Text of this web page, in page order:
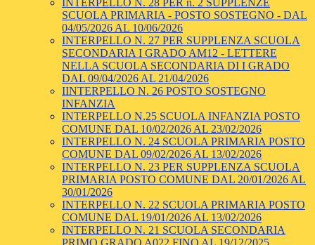
INTERPELLO N. 28 PER n. 2 SUPPLENZE
SCUOLA PRIMARIA - POSTO SOSTEGNO - DAL
04/05/2026 AL 10/06/2026
INTERPELLO N. 27 PER SUPPLENZA SCUOLA
SECONDARIA I GRADO AM12 - LETTERE
NELLA SCUOLA SECONDARIA DI I GRADO
DAL 09/04/2026 AL 21/04/2026
IINTERPELLO N. 26 POSTO SOSTEGNO
INFANZIA
INTERPELLO N.25 SCUOLA INFANZIA POSTO
COMUNE DAL 10/02/2026 AL 23/02/2026
INTERPELLO N. 24 SCUOLA PRIMARIA POSTO
COMUNE DAL 09/02/2026 AL 13/02/2026
INTERPELLO N. 23 PER SUPPLENZA SCUOLA
PRIMARIA POSTO COMUNE DAL 20/01/2026 AL
30/01/2026
INTERPELLO N. 22 SCUOLA PRIMARIA POSTO
COMUNE DAL 19/01/2026 AL 13/02/2026
INTERPELLO N. 21 SCUOLA SECONDARIA